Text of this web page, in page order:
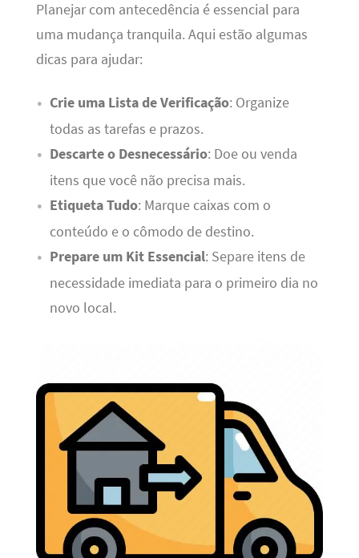
Planejar com antecedência é essencial para
uma mudança tranquila. Aqui estão algumas
dicas para ajudar:
Crie uma Lista de Verificação: Organize
todas as tarefas e prazos.
Descarte o Desnecessário: Doe ou venda
itens que você não precisa mais.
Etiqueta Tudo: Marque caixas com o
conteúdo e o cômodo de destino.
Prepare um Kit Essencial: Separe itens de
necessidade imediata para o primeiro dia no
novo local.